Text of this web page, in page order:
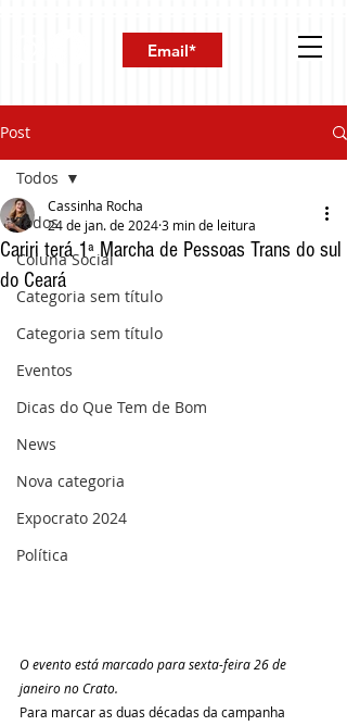
Post
Todos
Coluna Social
Categoria sem título
Categoria sem título
Eventos
Dicas do Que Tem de Bom
News
Nova categoria
Expocrato 2024
Política
Todos
Cariri terá 1ª Marcha de Pessoas Trans do sul
do Ceará
Cassinha Rocha
24 de jan. de 20243 min de leitura
O evento está marcado para sexta-feira 26 de
janeiro no Crato.
Para marcar as duas décadas da campanha